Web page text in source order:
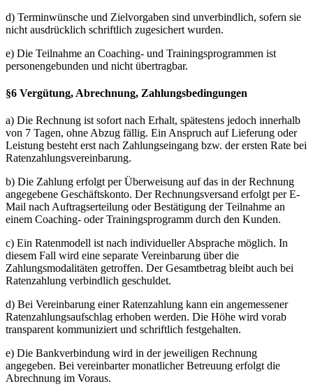
d) Terminwünsche und Zielvorgaben sind unverbindlich, sofern sie
nicht ausdrücklich schriftlich zugesichert wurden.
e) Die Teilnahme an Coaching- und Trainingsprogrammen ist
personengebunden und nicht übertragbar.
§6 Vergütung, Abrechnung, Zahlungsbedingungen
a) Die Rechnung ist sofort nach Erhalt, spätestens jedoch innerhalb
von 7 Tagen, ohne Abzug fällig. Ein Anspruch auf Lieferung oder
Leistung besteht erst nach Zahlungseingang bzw. der ersten Rate bei
Ratenzahlungsvereinbarung.
b) Die Zahlung erfolgt per Überweisung auf das in der Rechnung
angegebene Geschäftskonto. Der Rechnungsversand erfolgt per E-
Mail nach Auftragserteilung oder Bestätigung der Teilnahme an
einem Coaching- oder Trainingsprogramm durch den Kunden.
c) Ein Ratenmodell ist nach individueller Absprache möglich. In
diesem Fall wird eine separate Vereinbarung über die
Zahlungsmodalitäten getroffen. Der Gesamtbetrag bleibt auch bei
Ratenzahlung verbindlich geschuldet.
d) Bei Vereinbarung einer Ratenzahlung kann ein angemessener
Ratenzahlungsaufschlag erhoben werden. Die Höhe wird vorab
transparent kommuniziert und schriftlich festgehalten.
e) Die Bankverbindung wird in der jeweiligen Rechnung
angegeben. Bei vereinbarter monatlicher Betreuung erfolgt die
Abrechnung im Voraus.